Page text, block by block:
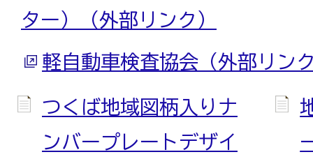
ター）（外部リンク）
軽自動車検査協会（外部リン
つくば地域図柄入りナ
ンバープレートデザイ